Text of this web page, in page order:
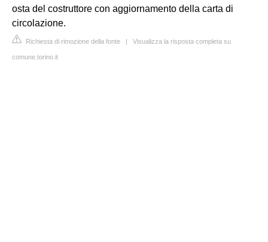
osta del costruttore con aggiornamento della carta di
circolazione.
Richiesta di rimozione della fonte | Visualizza la risposta completa su
comune.torino.it